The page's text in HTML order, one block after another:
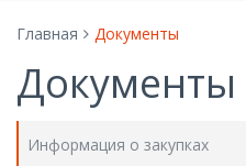
Главная Документы
Документы
Информация о закупках